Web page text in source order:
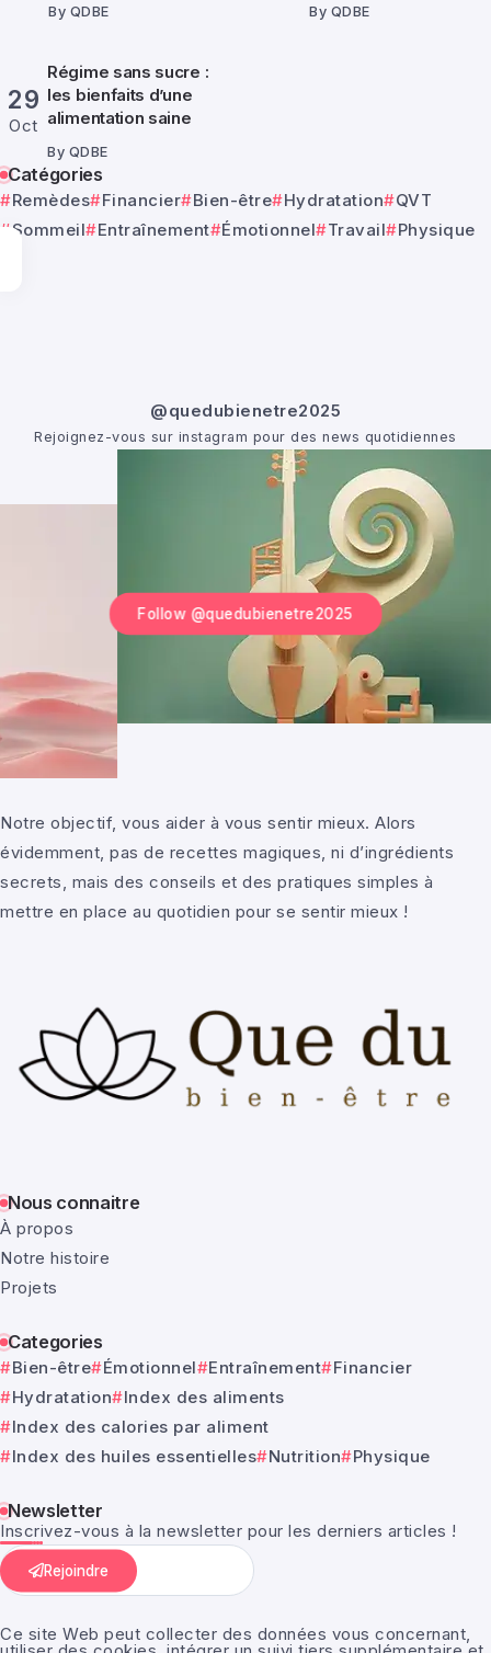
By QDBE By QDBE
29
Oct
Régime sans sucre :
les bienfaits d’une
alimentation saine
By QDBE
Catégories
Remèdes Financier Bien-être Hydratation
QVT
Sommeil
Entraînement Émotionnel Travail Physique
@quedubienetre2025
Rejoignez-vous sur instagram pour des news quotidiennes
Follow @quedubienetre2025
Notre objectif, vous aider à vous sentir mieux. Alors
évidemment, pas de recettes magiques, ni d’ingrédients
secrets, mais des conseils et des pratiques simples à
mettre en place au quotidien pour se sentir mieux !
Nous connaitre
À propos
Notre histoire
Projets
Categories
Bien-être Émotionnel Entraînement
Financier
Hydratation
Index des aliments
Index des calories par aliment
Index des huiles essentielles
Nutrition Physique
Newsletter
Inscrivez-vous à la newsletter pour les derniers articles !
Rejoindre
Ce site Web peut collecter des données vous concernant,